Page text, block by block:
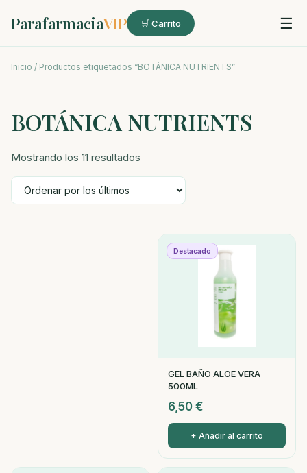
ParafarmaciaVIP 🛒 Carrito ☰
Inicio / Productos etiquetados “BOTÁNICA NUTRIENTS”
BOTÁNICA NUTRIENTS
Mostrando los 11 resultados
por
últimos
Destacado
GEL BAÑO ALOE VERA
500ML
6,50 €
+ Añadir al carrito